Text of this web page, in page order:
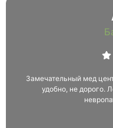
Замечательный мед
удобно, не дорого.